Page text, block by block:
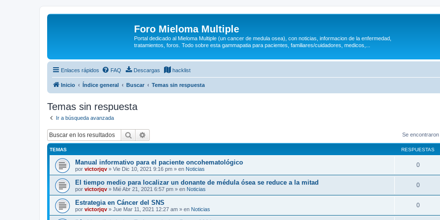
Foro Mieloma Multiple
Portal dedicado al Mieloma Multiple (un cancer de medula osea), con noticias, informacion de la enfermedad,
tratamientos, foros. Todo sobre esta gammapatia para pacientes, familiares/cuidadores, medicos,...
Enlaces rápidos FAQ Descargas hacklist
Inicio Índice general Buscar Temas sin respuesta
Temas sin respuesta
Ir a búsqueda avanzada
Buscar Se
TEMAS RESPUESTAS
Manual informativo para el paciente oncohematológico
por victorjqv » Vie Dic 10, 2021 9:16 pm » en Noticias
0
El tiempo medio para localizar un donante de médula ósea se reduce a la mitad
por victorjqv » Mié Abr 21, 2021 6:57 pm » en Noticias
0
Estrategia en Cáncer del SNS
por victorjqv » Jue Mar 11, 2021 12:27 am » en Noticias
0